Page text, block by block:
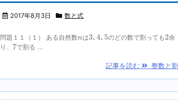
2017年8月3日 数と式
問題１１（１） ある自然数n
nは3､4､ 5
3 4 ､5のどの数で割っても2
2余
り、 7
7で割る ...
記事を読む 整数と